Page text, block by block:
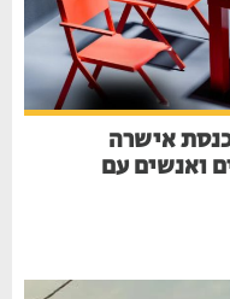
אישרה
עם